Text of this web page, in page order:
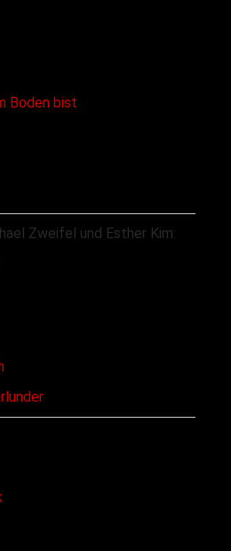
Boden bist
Zweifel und Esther Kim: